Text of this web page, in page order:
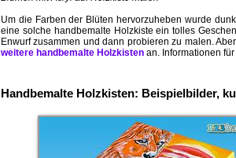
Um die Farben der Blüten hervorzuheben wurde
eine solche handbemalte Holzkiste ein tolles
Enwurf zusammen und dann probieren zu malen.
weitere handbemalte Holzkisten an. Informationen
Handbemalte Holzkisten: Beispielbilder,